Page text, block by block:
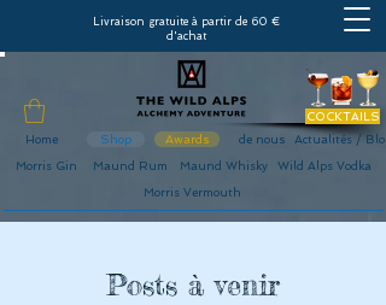
Livraison gratuite à partir de 60 €
d'achat
COCKTAILS
Home
Morris Gin
Shop Awards de nous
Actualités / Blog
Maund Rum
Maund Whisky
Wild Alps Vodka
Morris Vermouth
Posts à venir